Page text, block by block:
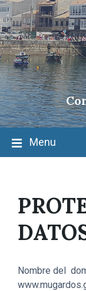
Skip
to
content
Skip
to
main
navigation
Skip
to
footer
Menu
Nombre del